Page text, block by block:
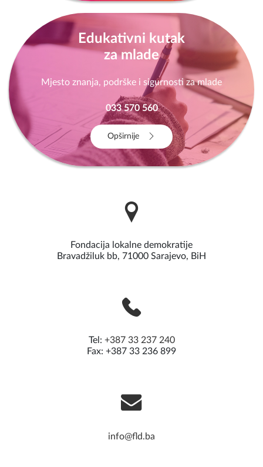
Edukativni kutak
za mlade
Mjesto znanja, podrške i sigurnosti za mlade
033 570 560
Opširnije
Fondacija lokalne demokratije
Bravadžiluk bb, 71000 Sarajevo, BiH
Tel: +387 33 237 240
Fax: +387 33 236 899
info@fld.ba